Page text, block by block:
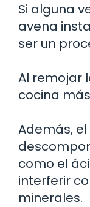
Si alguna
avena
ser un
Al remojar
cocina
Además,
como el
interferir
minerales.